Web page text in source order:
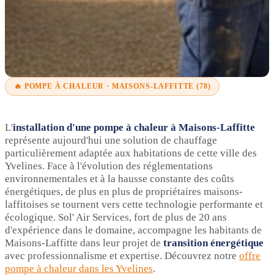
🔥 POMPE À CHALEUR · MAISONS-LAFFITTE (78)
L'installation d'une pompe à chaleur à Maisons-Laffitte
représente aujourd'hui une solution de chauffage
particulièrement adaptée aux habitations de cette ville des
Yvelines. Face à l'évolution des réglementations
environnementales et à la hausse constante des coûts
énergétiques, de plus en plus de propriétaires maisons-
laffitoises se tournent vers cette technologie performante et
écologique. Sol' Air Services, fort de plus de 20 ans
d'expérience dans le domaine, accompagne les habitants de
Maisons-Laffitte dans leur projet de transition énergétique
avec professionnalisme et expertise. Découvrez notre offre
pompe à chaleur dans les Yvelines.